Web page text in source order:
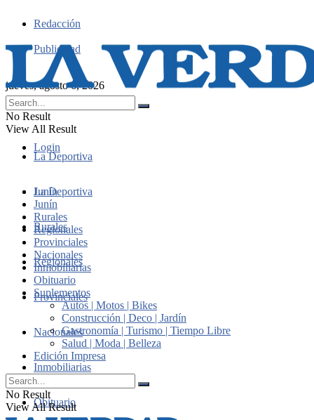
Redacción
Publicidad
jueves, agosto 6, 2026
Login
No Result
View All Result
La Deportiva
Junín
Rurales
Regionales
Provinciales
Nacionales
Inmobiliarias
Obituario
La Deportiva
Junín
Rurales
Regionales
Provinciales
Nacionales
Inmobiliarias
Obituario
Suplementos
Autos | Motos | Bikes
Construcción | Deco | Jardín
Gastronomía | Turismo | Tiempo Libre
Salud | Moda | Belleza
Edición Impresa
No Result
View All Result